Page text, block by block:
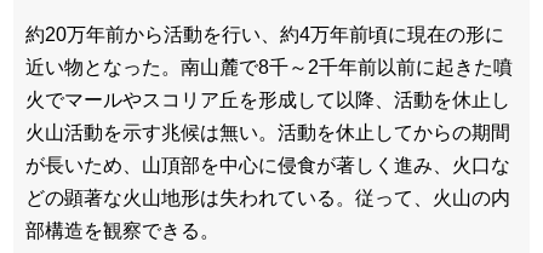
約20万年前から活動を行い、約4万年前頃に現在の形に
近い物となった。南山麓で8千～2千年前以前に起きた噴
火でマールやスコリア丘を形成して以降、活動を休止し
火山活動を示す兆候は無い。活動を休止してからの期間
が長いため、山頂部を中心に侵食が著しく進み、火口な
どの顕著な火山地形は失われている。従って、火山の内
部構造を観察できる。